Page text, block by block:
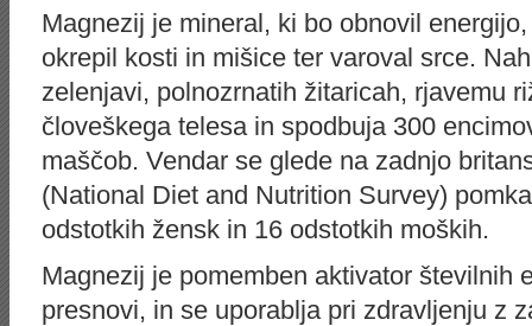
Magnezij je mineral, ki bo obnovil
okrepil kosti in mišice ter varoval srce.
zelenjavi, polnozrnatih žitaricah, rjavemu
človeškega telesa in spodbuja 300
maščob. Vendar se glede na zadnjo
(National Diet and Nutrition Survey)
odstotkih žensk in 16 odstotkih moških.
Magnezij je pomemben aktivator številnih
presnovi, in se uporablja pri zdravljenju z